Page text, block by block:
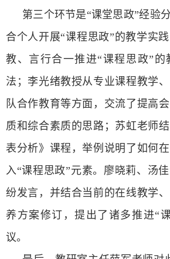
第三个环节是“课堂思政”经验
合个人开展“课程思政”的教学实
教、言行合一推进“课程思政”
法；李光绪教授从专业课程教学
队合作教育等方面，交流了提高
质和综合素质的思路；苏虹老师
表分析》课程，举例说明了如何
入“课程思政”元素。廖晓莉、汤
纷发言，并结合当前的在线教学
养方案修订，提出了诸多推进“
议。